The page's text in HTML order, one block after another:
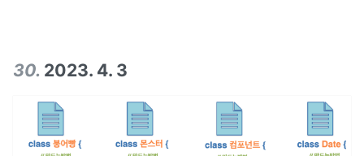
30. 2023. 4. 3